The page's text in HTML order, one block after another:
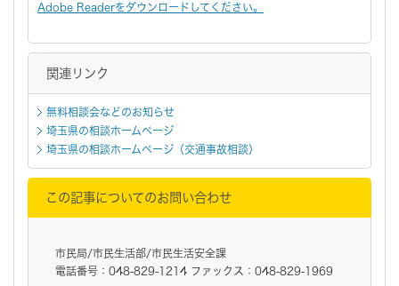
Adobe Readerをダウンロードしてください。
関連リンク
無料相談会などのお知らせ
埼玉県の相談ホームページ
埼玉県の相談ホームページ（交通事故相談）
この記事についてのお問い合わせ
市民局/市民生活部/市民生活安全課
電話番号：048-829-1214 ファックス：048-829-1969